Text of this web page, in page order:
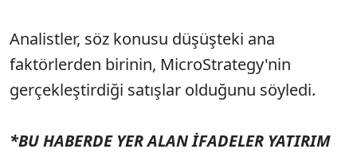
Analistler, söz konusu düşüşteki ana
faktörlerden birinin, MicroStrategy'nin
gerçekleştirdiği satışlar olduğunu söyledi.
*BU HABERDE YER ALAN İFADELER YATIRIM